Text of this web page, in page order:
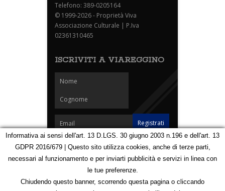
Telefono: 389-0205164
© 1999-2026 - Proprietà Viva
Associazione Culturale | P.Iva
02361310465
ISCRIVITI A VIAREGGINO
Homepage Notizie Speciali Eventi Foto Carnevale
Partners
Contatti
Mappa
Informativa ai sensi dell'art. 13 D.LGS. 30 giugno 2003 n.196 e dell'art. 13
GDPR 2016/679 | Questo sito utilizza cookies, anche di terze parti,
necessari al funzionamento e per inviarti pubblicità e servizi in linea con
le tue preferenze.
Chiudendo questo banner, scorrendo questa pagina o cliccando